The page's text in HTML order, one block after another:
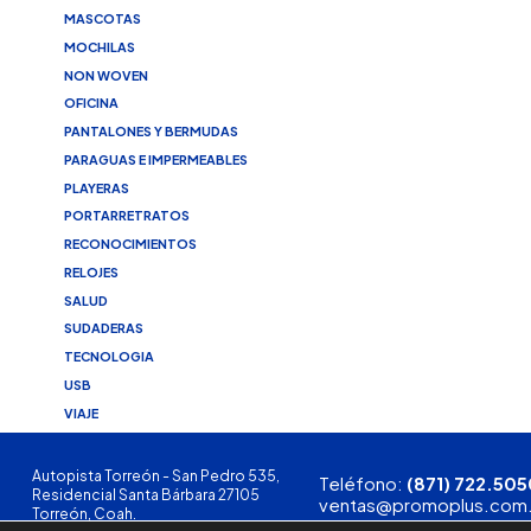
MASCOTAS
MOCHILAS
NON WOVEN
OFICINA
PANTALONES Y BERMUDAS
PARAGUAS E IMPERMEABLES
PLAYERAS
PORTARRETRATOS
RECONOCIMIENTOS
RELOJES
SALUD
SUDADERAS
TECNOLOGIA
USB
VIAJE
Autopista Torreón - San Pedro 535,
Residencial Santa Bárbara 27105
Torreón, Coah.
Teléfono: (871)